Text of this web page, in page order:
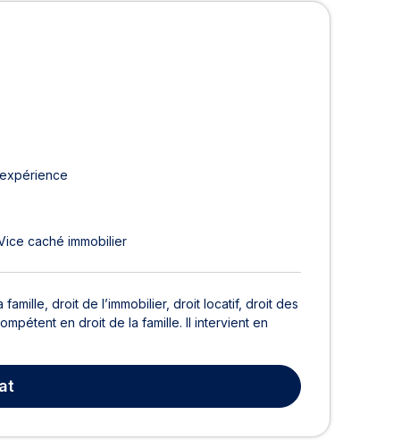
caché immobilier
droit de l’immobilier, droit locatif, droit des
en droit de la famille. Il intervient en